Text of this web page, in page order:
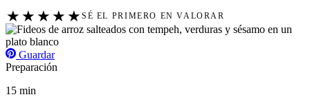
★ ★ ★ ★ ★ SÉ EL PRIMERO EN VALORAR
Guardar
Preparación
15 min